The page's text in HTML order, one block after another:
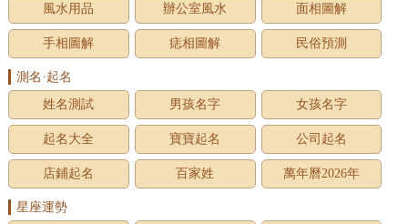
風水用品 辦公室風水 面相圖解
手相圖解 痣相圖解 民俗預測
測名·起名
姓名測試
男孩名字 女孩名字
起名大全 寶寶起名 公司起名
店鋪起名 百家姓 萬年曆2026年
星座運勢